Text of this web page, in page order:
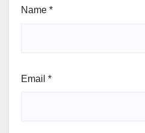
Name *
Email *